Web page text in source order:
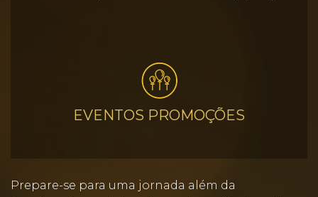
EVENTOS PROMOÇÕES
Prepare-se para uma jornada além da